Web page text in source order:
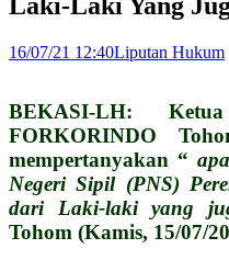
16/07/21 12:40Liputan Hukum
BEKASI-LH:
FORKORINDO
mempertanyakan “
Negeri Sipil (PNS)
dari Laki-laki yang
Tohom (Kamis, 15/07/